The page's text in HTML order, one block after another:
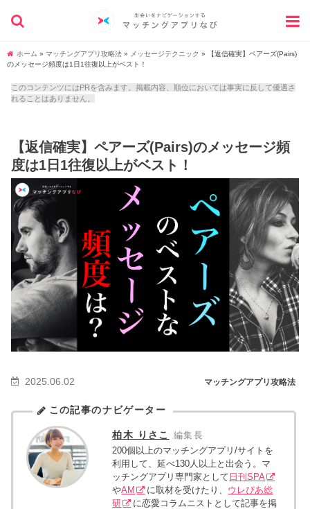
ホーム » マッチングアプリ攻略法 » メッセージテクニック » 【返信確実】ペアーズ(Pairs)
のメッセージ頻度は1日1往復以上がベスト！
このコンテンツにはPRを含みます。掲載内容、順位においては事実に反して優遇さ
れることはありません。
【返信確実】ペアーズ(Pairs)のメッセージ頻
度は1日1往復以上がベスト！
マッチングアプリ攻略法
2025.06.02
この記事のナビゲーター
柏木 りさこ
編集長
200個以上のマッチングアプリ/サイトを
利用して、延べ130人以上と出会う。マ
ッチングアプリ専門家として 日刊SPA
やAM に取材を受けたり、 ウレぴあ総
研
に恋愛コラムニストとして記事を掲